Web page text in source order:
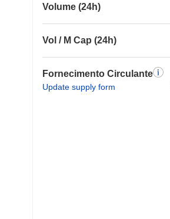
Volume (24h)
Vol / M Cap (24h)
Fornecimento Circulante
Update supply form